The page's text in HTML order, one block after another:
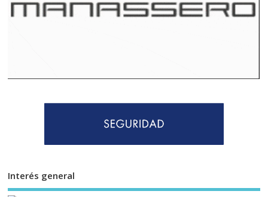
Interés general